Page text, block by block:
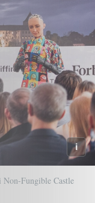
Non-Fungible Castle